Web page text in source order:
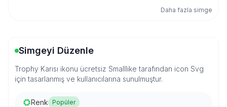
Daha fazla simge
Simgeyi Düzenle
Trophy Karısı ikonu ücretsiz Smalllike tarafından icon Svg
için tasarlanmış ve kullanıcılarına sunulmuştur.
Renk Popüler